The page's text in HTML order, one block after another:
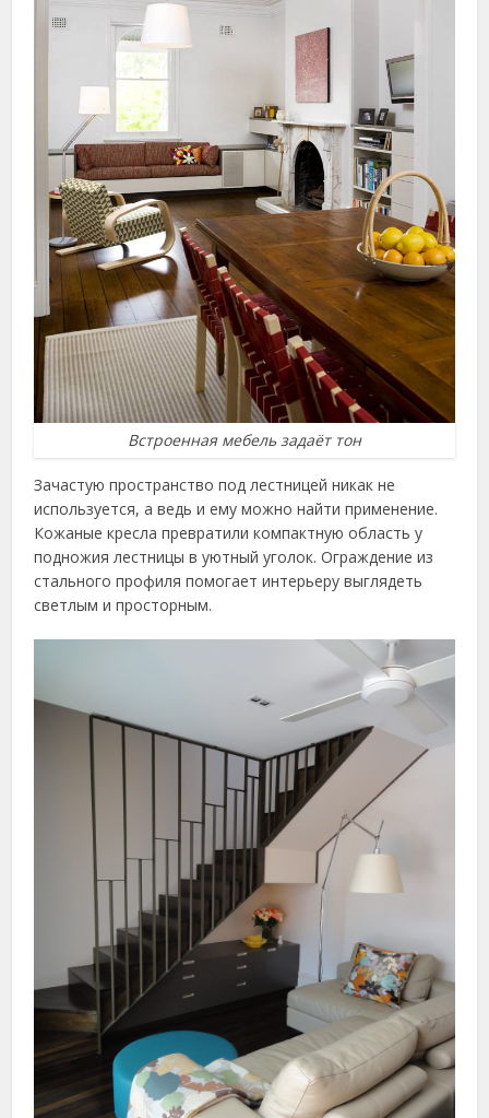
Встроенная мебель задаёт тон
Зачастую пространство под лестницей никак не
используется, а ведь и ему можно найти применение.
Кожаные кресла превратили компактную область у
подножия лестницы в уютный уголок. Ограждение из
стального профиля помогает интерьеру выглядеть
светлым и просторным.